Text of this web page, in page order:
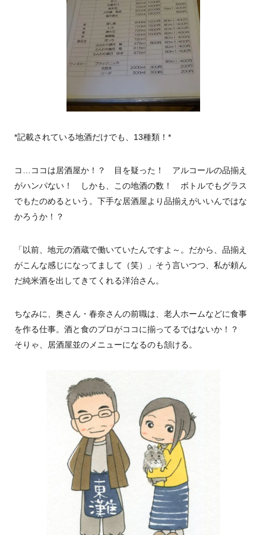
*記載されている地酒だけでも、13種類！*
コ…ココは居酒屋か！？ 目を疑った！ アルコールの品揃え
がハンパない！ しかも、この地酒の数！ ボトルでもグラス
でもたのめるという。下手な居酒屋より品揃えがいいんではな
かろうか！？
「以前、地元の酒蔵で働いていたんですよ～。だから、品揃え
がこんな感じになってまして（笑）」そう言いつつ、私が頼ん
だ純米酒を出してきてくれる洋治さん。
ちなみに、奥さん・春奈さんの前職は、老人ホームなどに食事
を作る仕事。酒と食のプロがココに揃ってるではないか！？
そりゃ、居酒屋並のメニューになるのも頷ける。